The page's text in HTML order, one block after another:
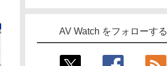
AV Watch をフォローする